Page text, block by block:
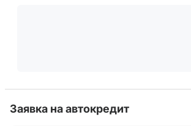
Заявка на автокредит